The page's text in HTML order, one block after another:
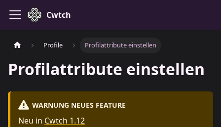
Cwtch
Profile Profilattribute einstellen
Profilattribute einstellen
WARNUNG NEUES FEATURE
Neu in Cwtch 1.12